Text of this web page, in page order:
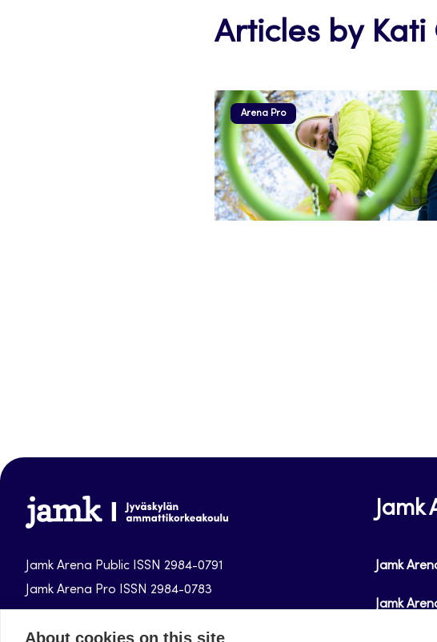
Articles by Kati
Arena Pro
Jamk-
arena
Jamk Arena Public ISSN 2984-0791
Jamk Arena Pro ISSN 2984-0783
Jamk University of Applied Sciences publications.
Jamk
Jamk
Jamk
About cookies on this site